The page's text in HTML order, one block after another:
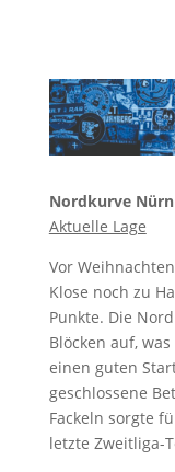
Nordkurve
Aktuelle Lage
Vor
Klose noch zu
Punkte. Die
Blöcken auf,
einen guten
geschlossene
Fackeln sorgte
letzte Zweitliga-